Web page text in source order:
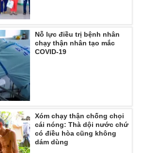
hình thức nếu không có sự chấp
rõ nguồn VTV.vn khi phát hành lại
Nỗ lực điều trị bệnh nhân
chạy thận nhân tạo mắc
COVID-19
Xóm chạy thận chống chọi
cái nóng: Thà dội nước chứ
có điều hòa cũng không
dám dùng